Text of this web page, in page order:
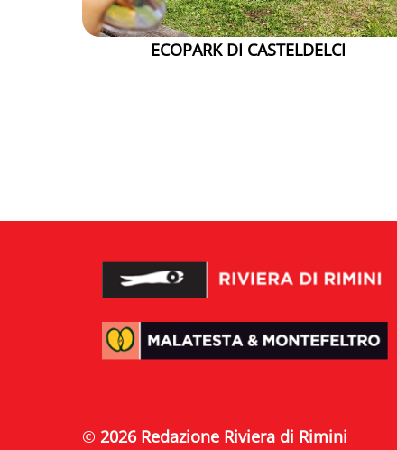
ECOPARK DI CASTELDELCI
© 2026 Redazione Riviera di Rimini